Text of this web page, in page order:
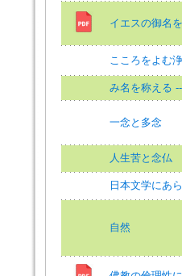
イエスの御名
こころをよむ
み名を称える
一念と多念
人生苦と念仏
日本文学にあ
自然